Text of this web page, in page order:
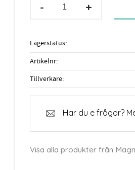
+
-
Lagerstatus
Artikelnr
Tillverkare
Har du e frågor?
Visa alla produkter från